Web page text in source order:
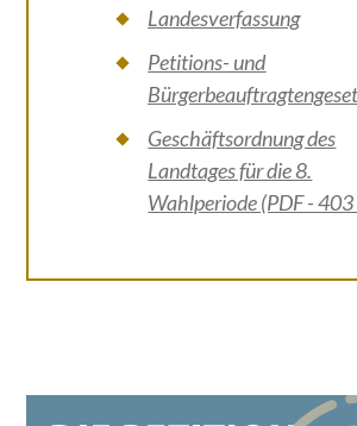
Landesverfassung
Petitions- und
Geschäftsordnung des
Landtages für die 8.
Wahlperiode (PDF - 403